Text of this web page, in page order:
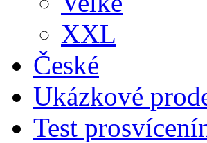
XXL
České
Ukázkové
Test